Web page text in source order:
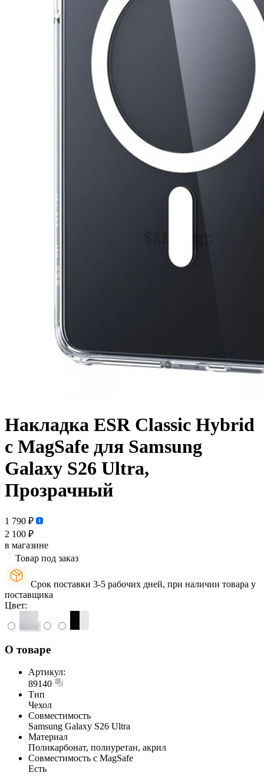
Накладка ESR Classic Hybrid
с MagSafe для Samsung
Galaxy S26 Ultra,
Прозрачный
1 790 ₽
2 100 ₽
в магазине
Товар под заказ
Срок поставки 3-5 рабочих дней, при наличии товара у
поставщика
Цвет:
О товаре
Артикул:
89140
Тип
Чехол
Совместимость
Samsung Galaxy S26 Ultra
Материал
Поликарбонат, полиуретан, акрил
Совместимость с MagSafe
Есть